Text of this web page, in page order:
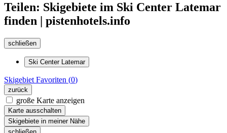
Teilen: Skigebiete im Ski Center Latemar
finden | pistenhotels.info
schließen
Ski Center Latemar
Skigebiet Favoriten (0)
zurück
große Karte anzeigen
Karte ausschalten
Skigebiete in meiner Nähe